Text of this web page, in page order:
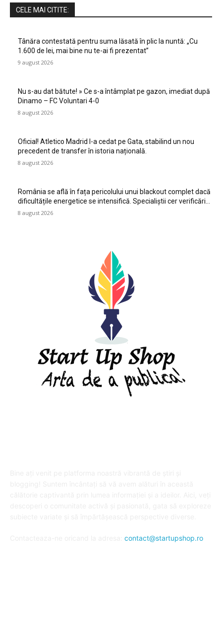
CELE MAI CITITE:
Tânăra contestată pentru suma lăsată în plic la nuntă: „Cu
1.600 de lei, mai bine nu te-ai fi prezentat”
9 august 2026
Nu s-au dat bătute! » Ce s-a întâmplat pe gazon, imediat după
Dinamo – FC Voluntari 4-0
8 august 2026
Oficial! Atletico Madrid l-a cedat pe Gata, stabilind un nou
precedent de transfer în istoria națională.
8 august 2026
România se află în fața pericolului unui blackout complet dacă
dificultățile energetice se intensifică. Specialiștii cer verificări…
8 august 2026
contact@startupshop.ro